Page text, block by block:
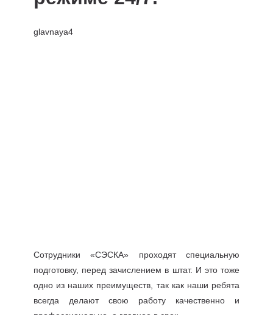
Сотрудники «СЭСКА» проходят специальную
подготовку, перед зачислением в штат. И это тоже
одно из наших преимуществ, так как наши ребята
всегда делают свою работу качественно и